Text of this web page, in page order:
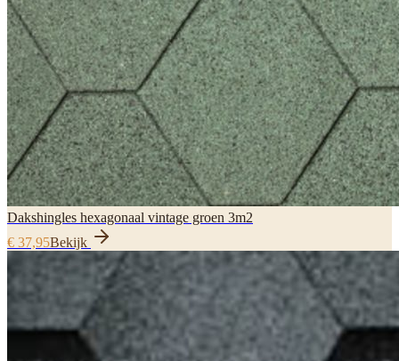
Dakshingles hexagonaal vintage groen 3m2
€ 37,95Bekijk